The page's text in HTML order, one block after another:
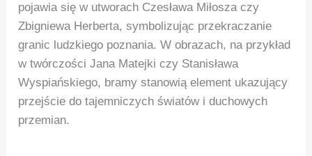
pojawia się w utworach Czesława Miłosza czy
Zbigniewa Herberta, symbolizując przekraczanie
granic ludzkiego poznania. W obrazach, na przykład
w twórczości Jana Matejki czy Stanisława
Wyspiańskiego, bramy stanowią element ukazujący
przejście do tajemniczych światów i duchowych
przemian.